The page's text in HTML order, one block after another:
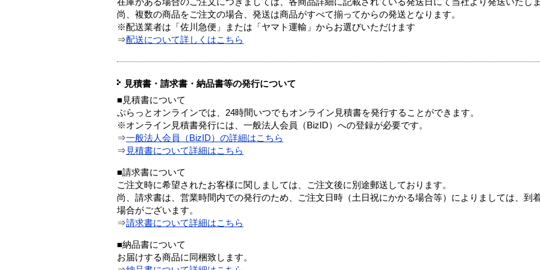
在庫がある場合のご注文につきましては、各商品詳細に記載されている発送日にて当社より発送いたしま
尚、複数の商品をご注文の場合、発送は商品がすべて揃ってからの発送となります。
※配送業者は「佐川急便」または「ヤマト運輸」からお選びいただけます
⇒配送について詳しくはこちら
見積書・請求書・納品書等の発行について
■見積書について
ぷらっとオンラインでは、24時間いつでもオンライン見積書を発行することができます。
※オンライン見積書発行には、一般法人会員（BizID）への登録が必要です。
⇒一般法人会員（BizID）の詳細はこちら
⇒ 見積書について詳細はこちら
■請求書について
ご注文時に希望されたお客様に関しましては、ご注文後に別途郵送しております。
尚、請求書は、営業時間内での発行のため、ご注文日時（土日祝にかかる場合等）によりましては、到
場合がございます。
⇒請求書について詳細はこちら
■納品書について
お届けする商品に同梱致します。